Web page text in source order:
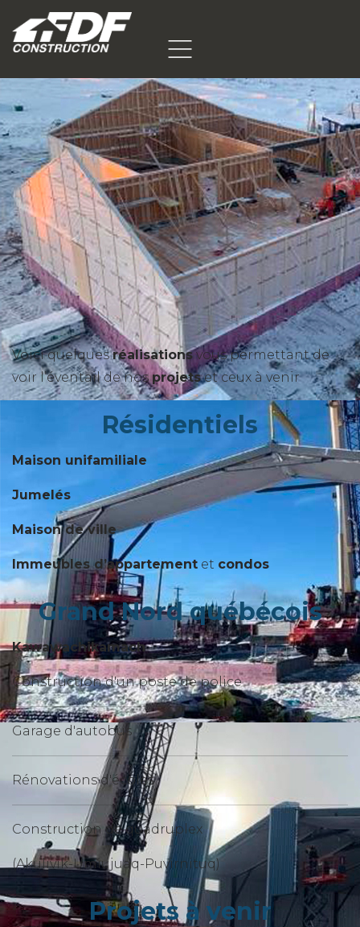
Voici quelquesréalisationsvous permettant de
voir l’éventail de nosprojetset ceux à venir
Résidentiels
Maison unifamiliale
Jumelés
Maison de ville
Immeubles d’appartement et condos
Grand Nord québécois
Kawawachikamach
Construction d'un poste de police
Garage d'autobus
Rénovations d'écoles
Construction de quadruplex
(Akulivik-Umiujuaq-Puvirnituq)
Projets à venir